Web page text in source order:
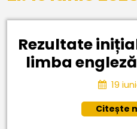
Rezultate
limba
19
Citește